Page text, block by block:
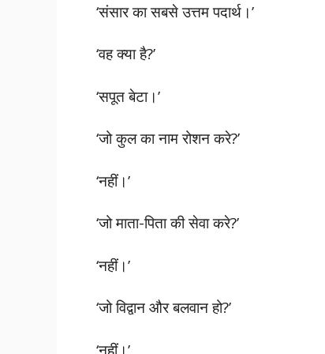
‘संसार का सबसे उत्तम पदार्थ।’
‘वह क्या है?’
‘सपूत बेटा।’
‘जो कुल का नाम रोशन करे?’
‘नहीं।’
‘जो माता-पिता की सेवा करे?’
‘नहीं।’
‘जो विद्वान और बलवान हो?’
‘नहीं।’